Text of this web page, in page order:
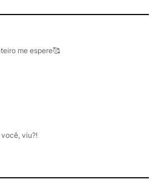
me espere🥰
viu?!